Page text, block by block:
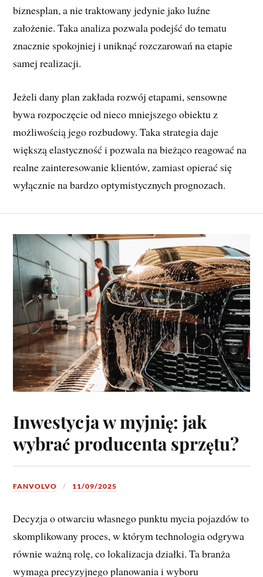
biznesplan, a nie traktowany jedynie jako luźne
założenie. Taka analiza pozwala podejść do tematu
znacznie spokojniej i uniknąć rozczarowań na etapie
samej realizacji.
Jeżeli dany plan zakłada rozwój etapami, sensowne
bywa rozpoczęcie od nieco mniejszego obiektu z
możliwością jego rozbudowy. Taka strategia daje
większą elastyczność i pozwala na bieżąco reagować na
realne zainteresowanie klientów, zamiast opierać się
wyłącznie na bardzo optymistycznych prognozach.
Inwestycja w myjnię: jak
wybrać producenta sprzętu?
FANVOLVO 11/09/2025
Decyzja o otwarciu własnego punktu mycia pojazdów to
skomplikowany proces, w którym technologia odgrywa
równie ważną rolę, co lokalizacja działki. Ta branża
wymaga precyzyjnego planowania i wyboru